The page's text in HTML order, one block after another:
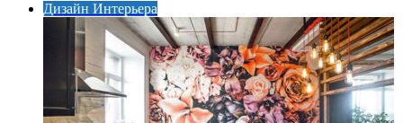
Дизайн Интерьера